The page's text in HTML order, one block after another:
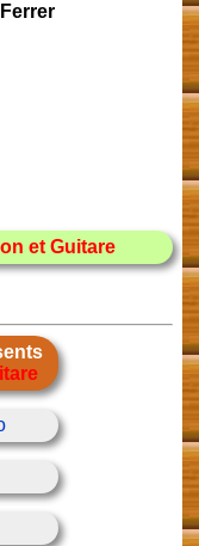
et Guitare